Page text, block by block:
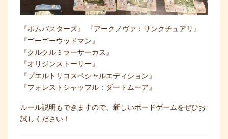
『ボムバスターズ』
『アークノヴァ：サンクチュアリ』
『ゴーゴーウッドマン』
『クルクルミラーサーカス』
『オリジンストーリー』
『プエルトリコスペシャルエディション』
『フォレストシャッフル：ダートムーア』
ルール説明もできますので、新しいボードゲームをぜひお
試しください！